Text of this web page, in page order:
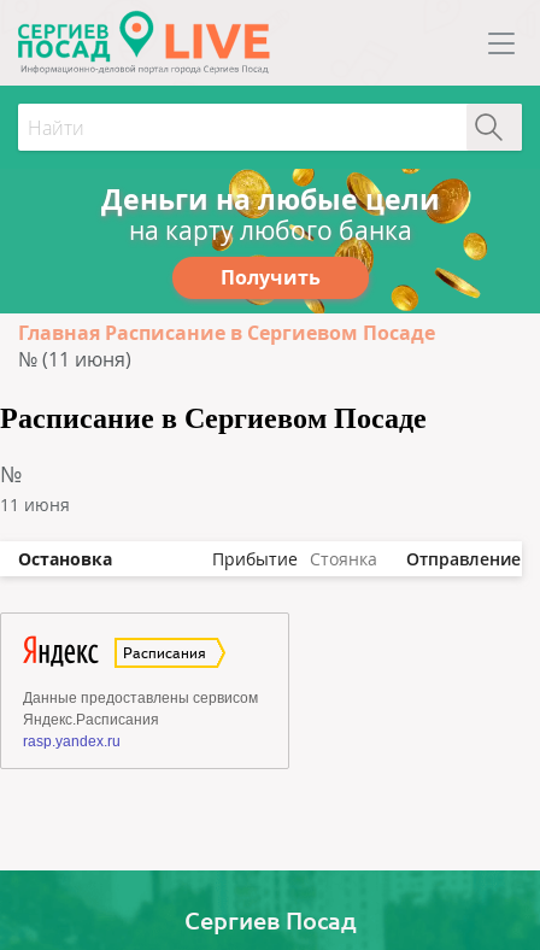
Деньги на любые цели
на карту любого банка
Получить
Главная Расписание в Сергиевом Посаде
№ (11 июня)
Расписание в Сергиевом Посаде
№
11 июня
Остановка Прибытие Стоянка Отправление
Сергиев Посад